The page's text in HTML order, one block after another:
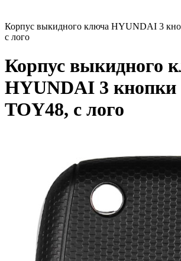
Корпус выкидного ключа HYUNDAI 3
с лого
Корпус выкидного
HYUNDAI 3
TOY48, с лого